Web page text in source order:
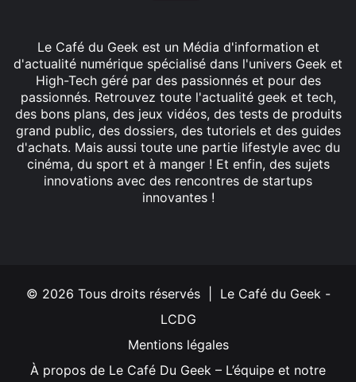
Le Café du Geek est un Média d'information et
d'actualité numérique spécialisé dans l'univers Geek et
High-Tech géré par des passionnés et pour des
passionnés. Retrouvez toute l'actualité geek et tech,
des bons plans, des jeux vidéos, des tests de produits
grand public, des dossiers, des tutoriels et des guides
d'achats. Mais aussi toute une partie lifestyle avec du
cinéma, du sport et à manger ! Et enfin, des sujets
innovations avec des rencontres de startups
innovantes !
© 2026 Tous droits réservés | Le Café du Geek -
LCDG
Mentions légales
À propos de Le Café Du Geek – L’équipe et notre